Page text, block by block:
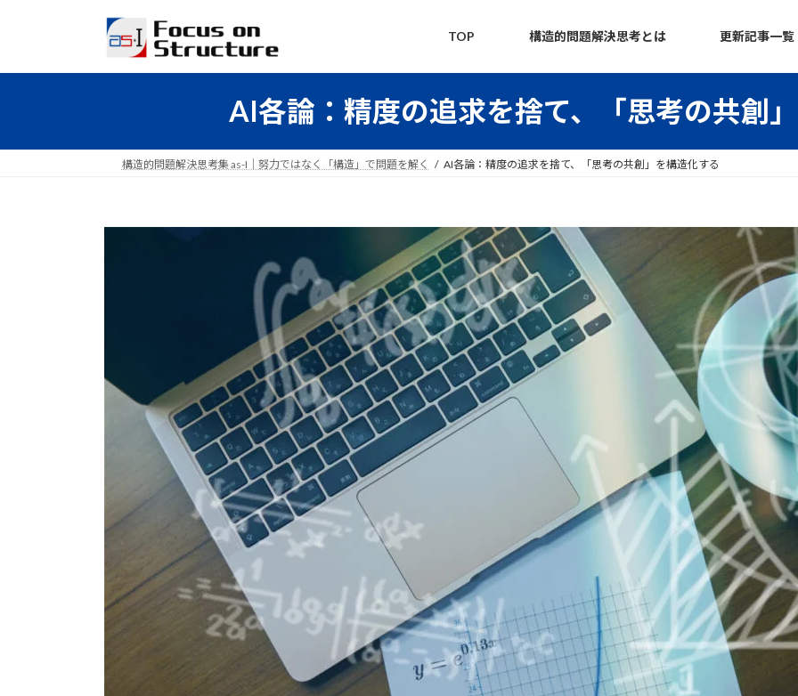
ン
ー
TOP 構造的問題解決思考とは 更新記事一覧
AI各論：精度の追求を捨て、「思考の共創
構造的問題解決思考集 as-I｜努力ではなく「構造」で問題を解く AI各論：精度の追求を捨て、「思考の共創」を構造化する